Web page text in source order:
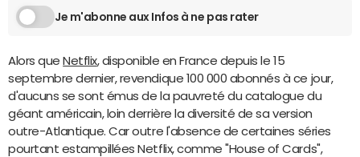
Je m'abonne aux Infos à ne pas rater
Alors queNetflix, disponible en France depuis le 15
septembre dernier, revendique 100 000 abonnés à ce jour,
d'aucuns se sont émus de la pauvreté du catalogue du
géant américain, loin derrière la diversité de sa version
outre-Atlantique. Car outre l'absence de certaines séries
pourtant estampillées Netflix, comme "House of Cards",